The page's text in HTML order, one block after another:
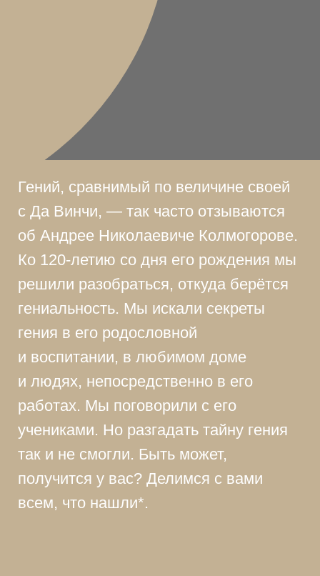
Гений, сравнимый по величине своей
с Да Винчи, — так часто отзываются
об Андрее Николаевиче Колмогорове.
Ко 120-летию со дня его рождения мы
решили разобраться, откуда берётся
гениальность. Мы искали секреты
гения в его родословной
и воспитании, в любимом доме
и людях, непосредственно в его
работах. Мы поговорили с его
учениками. Но разгадать тайну гения
так и не смогли. Быть может,
всем, что нашли*.
Дом
Род
Биография